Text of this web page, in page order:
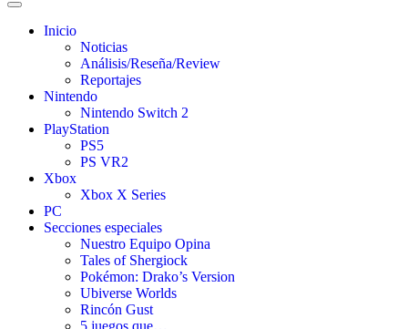
Inicio
Noticias
Análisis/Reseña/Review
Reportajes
Nintendo
Nintendo Switch 2
PlayStation
PS5
PS VR2
Xbox
Xbox X Series
PC
Secciones especiales
Nuestro Equipo Opina
Tales of Shergiock
Pokémon: Drako’s Version
Ubiverse Worlds
Rincón Gust
5 juegos que…